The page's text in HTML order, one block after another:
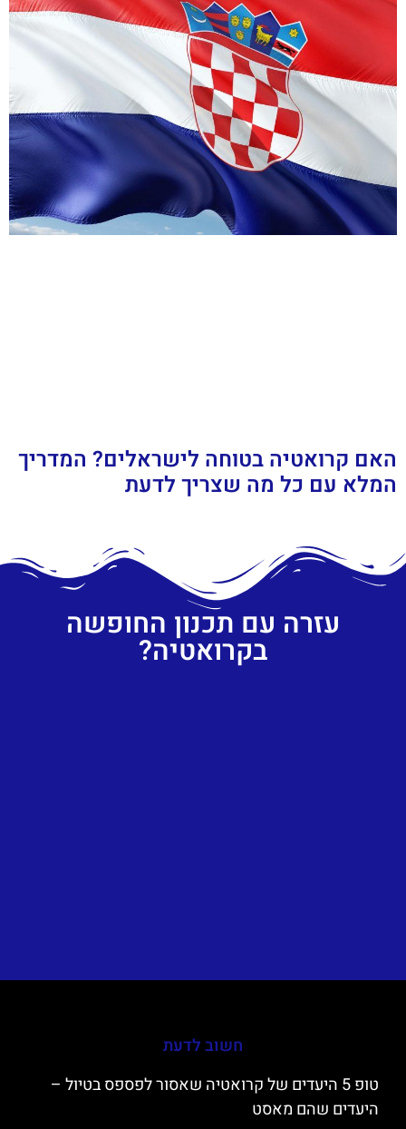
האם קרואטיה בטוחה לישראלים? המדריך
המלא עם כל מה שצריך לדעת
עזרה עם תכנון החופשה
בקרואטיה?
חשוב לדעת
טופ 5 היעדים של קרואטיה שאסור לפספס בטיול –
היעדים שהם מאסט